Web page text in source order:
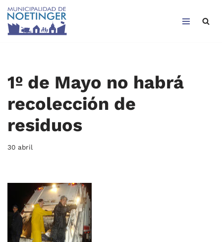
Saltar
1º de Mayo no habrá
recolección de
residuos
30 abril